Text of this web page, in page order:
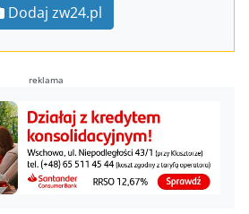
Dodaj zw24.pl
reklama